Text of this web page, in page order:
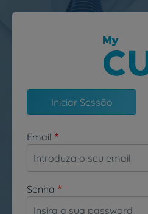
Passar para o conteúdo principal
Iniciar Sessão
Email
Senha